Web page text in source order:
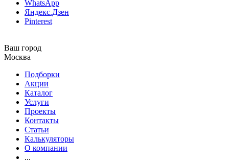
WhatsApp
Яндекс.Дзен
Pinterest
Ваш город
Москва
Подборки
Акции
Каталог
Услуги
Проекты
Контакты
Статьи
Калькуляторы
О компании
...